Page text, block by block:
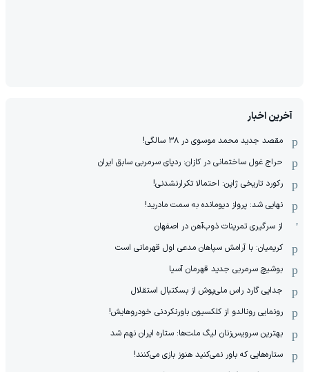
آخرین اخبار
مقصد جدید محمد موسوی در ٣٨ سالگی!
حراج غول ساختمانی در کازان: ردپای سرمربی سابق ایران
رکورد تاریخی ژاپن: احتمالا تکرارنشدنی!
نهایی شد: پرواز دیومانده به سمت مادرید!
از سرگیری تمرینات ذوب‌آهن در اصفهان
کریمیان: با آرامش سپاهان مدعی اول قهرمانی است
بوشیچ سرمربی جدید قهرمان آسیا
جدایی گارد راس ملی‌پوش از بسکتبال استقلال
رونمایی رونالدو از کلکسیون باورنکردنی خودروهایش!
بهترین سرویس‌زنان لیگ ملت‌ها: ستاره ایران نهم شد
ستاره‌هایی که باور نمی‌کنید هنوز بازی می‌کنند!